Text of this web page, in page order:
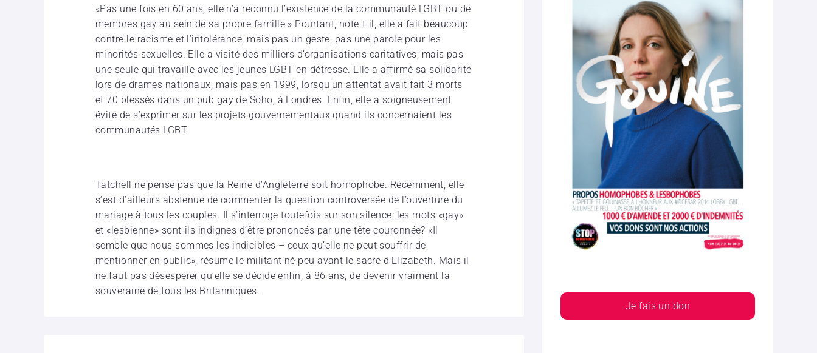
«Pas une fois en 60 ans, elle n’a reconnu l’existence de la communauté LGBT ou de
membres gay au sein de sa propre famille.» Pourtant, note-t-il, elle a fait beaucoup
contre le racisme et l’intolérance; mais pas un geste, pas une parole pour les
minorités sexuelles. Elle a visité des milliers d’organisations caritatives, mais pas
une seule qui travaille avec les jeunes LGBT en détresse. Elle a affirmé sa solidarité
lors de drames nationaux, mais pas en 1999, lorsqu’un attentat avait fait 3 morts
et 70 blessés dans un pub gay de Soho, à Londres. Enfin, elle a soigneusement
évité de s’exprimer sur les projets gouvernementaux quand ils concernaient les
communautés LGBT.
Tatchell ne pense pas que la Reine d’Angleterre soit homophobe. Récemment, elle
s’est d’ailleurs abstenue de commenter la question controversée de l’ouverture du
mariage à tous les couples. Il s’interroge toutefois sur son silence: les mots «gay»
et «lesbienne» sont-ils indignes d’être prononcés par une tête couronnée? «Il
semble que nous sommes les indicibles – ceux qu’elle ne peut souffrir de
mentionner en public», résume le militant né peu avant le sacre d’Elizabeth. Mais il
ne faut pas désespérer qu’elle se décide enfin, à 86 ans, de devenir vraiment la
souveraine de tous les Britanniques.
Je fais un don